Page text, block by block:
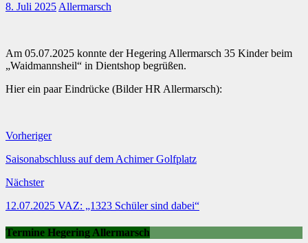
8. Juli 2025 Allermarsch
Am 05.07.2025 konnte der Hegering Allermarsch 35 Kinder beim
„Waidmannsheil“ in Dientshop begrüßen.
Hier ein paar Eindrücke (Bilder HR Allermarsch):
Vorheriger
Saisonabschluss auf dem Achimer Golfplatz
Nächster
12.07.2025 VAZ: „1323 Schüler sind dabei“
Termine Hegering Allermarsch